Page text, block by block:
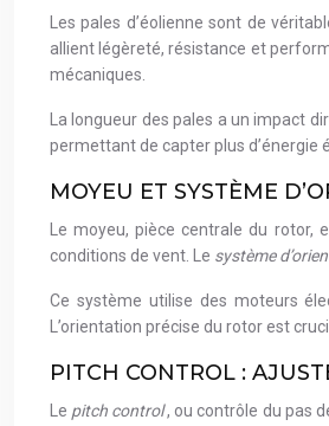
Les pales d’éolienne sont de
allient légèreté, résistance et
mécaniques.
La longueur des pales a un impact
permettant de capter plus d’énergie
MOYEU ET SYSTÈME
Le moyeu, pièce centrale du rotor,
conditions de vent. Le système
Ce système utilise des moteurs
L’orientation précise du rotor est
PITCH CONTROL :
Le pitch control, ou contrôle du pas